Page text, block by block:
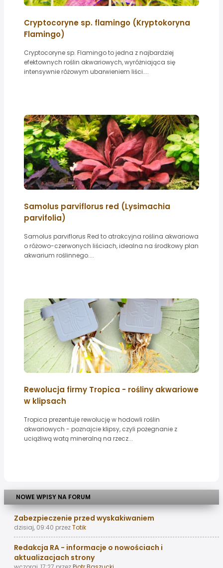
Cryptocoryne sp. flamingo (Kryptokoryna
Flamingo)
Cryptocoryne sp. Flamingo to jedna z najbardziej
efektownych roślin akwariowych, wyróżniająca się
intensywnie różowym ubarwieniem liści....
Samolus parviflorus red (Lysimachia
parvifolia)
Samolus parviflorus Red to atrakcyjna roślina akwariowa
o różowo-czerwonych liściach, idealna na środkowy plan
akwarium roślinnego....
Rewolucja firmy Tropica - rośliny akwariowe
w klipsach
Tropica prezentuje rewolucję w hodowli roślin
akwariowych - poznajcie klipsy, czyli pożegnanie z
uciążliwą watą mineralną na rzecz...
NOWE WPISY NA FORUM
Zabezpieczenie przed wyskakiwaniem
dzisiaj, 09:40 przezTotik
Redakcja RA - informacje o nowościach i
aktualizacjach strony